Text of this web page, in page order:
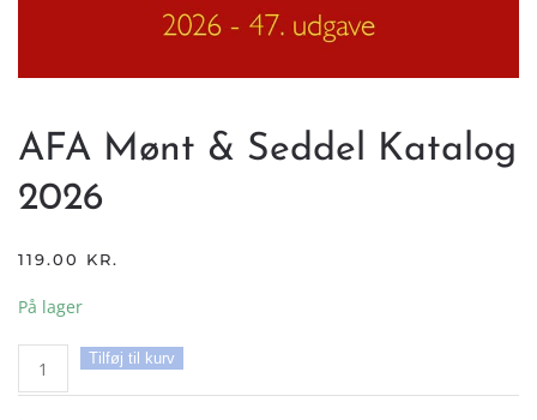
AFA Mønt & Seddel Katalog
2026
119.00 KR.
På lager
Mønt
Tilføj til kurv